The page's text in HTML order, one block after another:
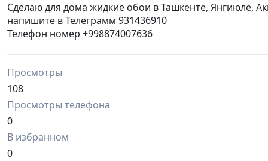
Сделаю для дома жидкие обои в Ташкенте, Янгиюле,
напишите в Телеграмм 931436910
Телефон номер +998874007636
Просмотры
108
Просмотры телефона
0
В избранном
0